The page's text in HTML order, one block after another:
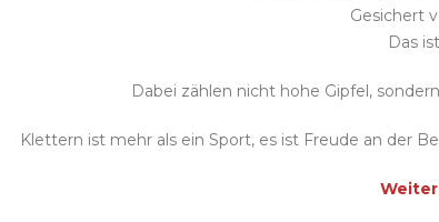
Gesichert
Das
Dabei zählen nicht hohe Gipfel,
Klettern ist mehr als ein Sport, es ist Freude an der